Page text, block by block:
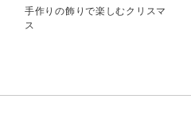
手作りの飾りで楽しむクリスマ
ス